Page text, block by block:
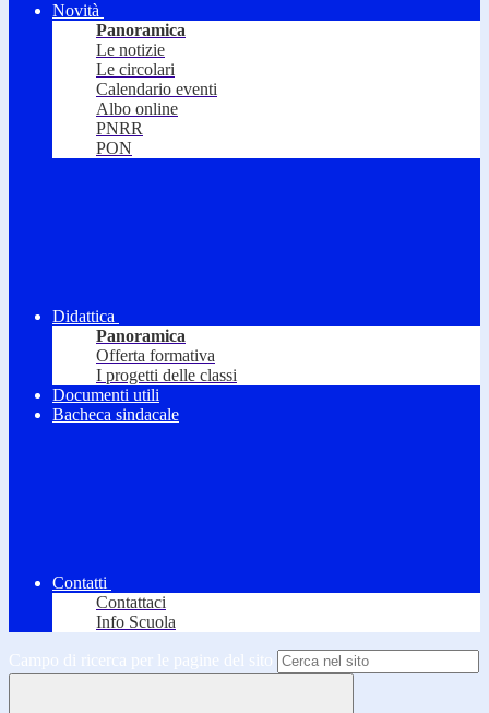
Novità
Panoramica
Le notizie
Le circolari
Calendario eventi
Albo online
PNRR
PON
Didattica
Panoramica
Offerta formativa
I progetti delle classi
Documenti utili
Bacheca sindacale
Contatti
Contattaci
Info Scuola
Campo di ricerca per le pagine del sito